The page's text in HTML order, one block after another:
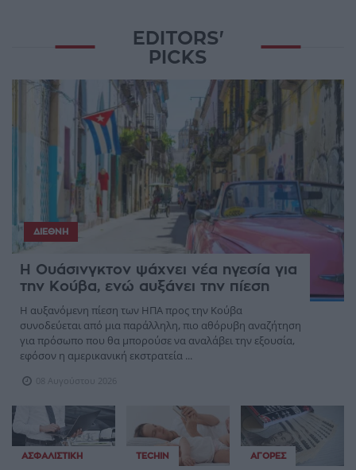
EDITORS'
PICKS
ΔΙΕΘΝΉ
Η Ουάσινγκτον ψάχνει νέα ηγεσία για
την Κούβα, ενώ αυξάνει την πίεση
Η αυξανόμενη πίεση των ΗΠΑ προς την Κούβα
συνοδεύεται από μια παράλληλη, πιο αθόρυβη αναζήτηση
για πρόσωπο που θα μπορούσε να αναλάβει την εξουσία,
εφόσον η αμερικανική εκστρατεία ...
08 Αυγούστου 2026
ΑΣΦΑΛΙΣΤΙΚΉ TECHIN ΑΓΟΡΈΣ